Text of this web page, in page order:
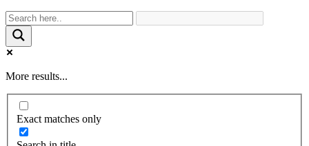
More results...
Exact matches only